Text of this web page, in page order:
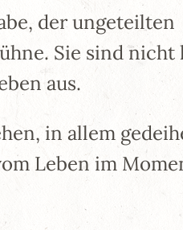
der ungeteilten
Sie sind nicht
aus.
in allem
Leben im